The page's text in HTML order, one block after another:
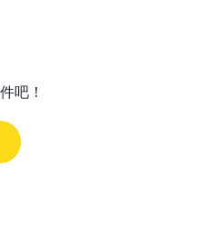
吧！